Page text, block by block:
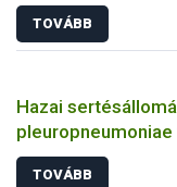
TOVÁBB
Hazai
TOVÁBB